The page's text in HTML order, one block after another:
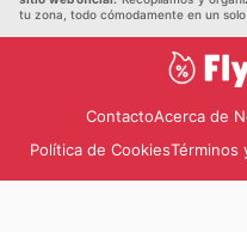
tu zona, todo cómodamente en un solo
ContactoAcerca de
Política de CookiesTérminos